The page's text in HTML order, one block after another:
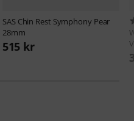
SAS Chin Rest Symphony Pear
28mm
515 kr